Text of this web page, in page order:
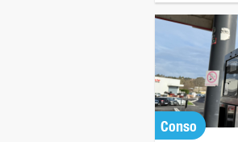
Conso